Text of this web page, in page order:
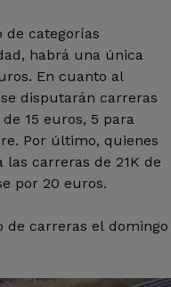
de categorías
habrá una única
En cuanto al
disputarán carreras
15 euros, 5 para
Por último, quienes
carreras de 21K de
por 20 euros.
de carreras el domingo